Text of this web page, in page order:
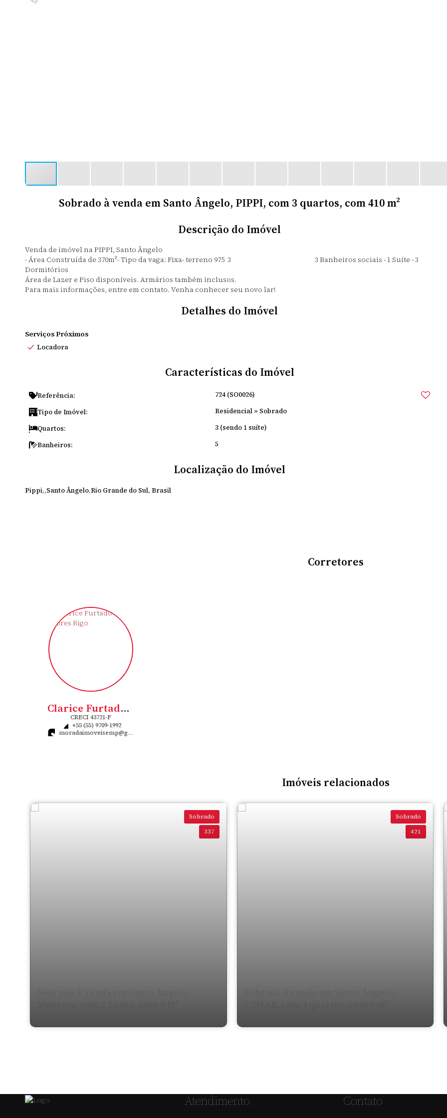
Sobrado à venda em Santo Ângelo, PIPPI, com 3 quartos, com 410 m²
Descrição do Imóvel
Venda de imóvel na PIPPI, Santo Ângelo
- Área Construída de 370m²- Tipo da vaga: Fixa- terreno 975 3 3 Banheiros sociais - 1 Suíte - 3
Dormitórios
Área de Lazer e Piso disponíveis. Armários também inclusos.
Para mais informações, entre em contato. Venha conhecer seu novo lar!
Detalhes do Imóvel
Serviços Próximos
Locadora
Características do Imóvel
Referência: 724 (SO0026)
Tipo de Imóvel: Residencial » Sobrado
Quartos: 3 (sendo 1 suíte)
Banheiros: 5
Localização do Imóvel
Pippi Santo Ângelo Rio Grande do Sul, Brasil
Corretores
Clarice Furtado Flores Rigo
CRECI43721-F
+55 (55) 9709-1992
moradaimoveisemp@gmail.com
Imóveis relacionados
Sobrado
337
Sobrado
421
Atendimento Contato